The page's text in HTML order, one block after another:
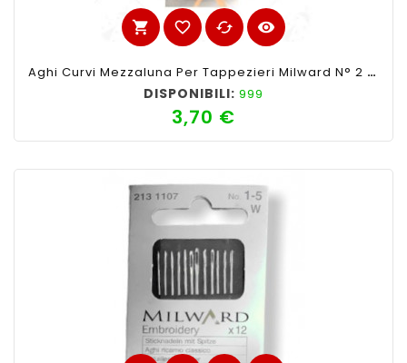
shopping_cart favorite_border cached visibility
Aghi Curvi Mezzaluna Per Tappezieri Milward N° 2 - 4 - 5
DISPONIBILI: 999
3,70 €